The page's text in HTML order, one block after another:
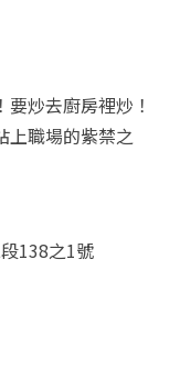
炒去廚房裡炒！
上職場的紫禁之
138之1號